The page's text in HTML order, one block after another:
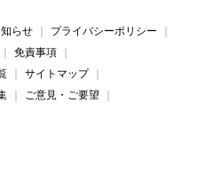
らせ
プライバシーポリシー
免責事項
サイトマップ
ご意見・ご要望